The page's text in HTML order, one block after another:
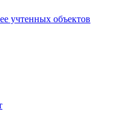
учтенных объектов